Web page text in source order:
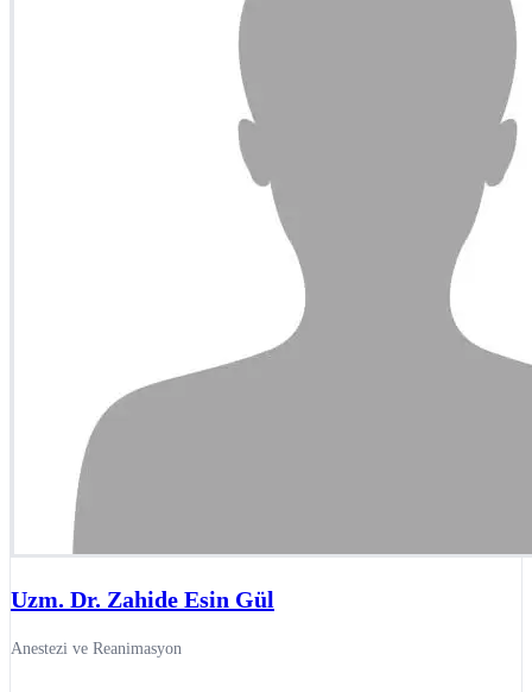
Uzm. Dr. Zahide Esin Gül
Anestezi ve Reanimasyon